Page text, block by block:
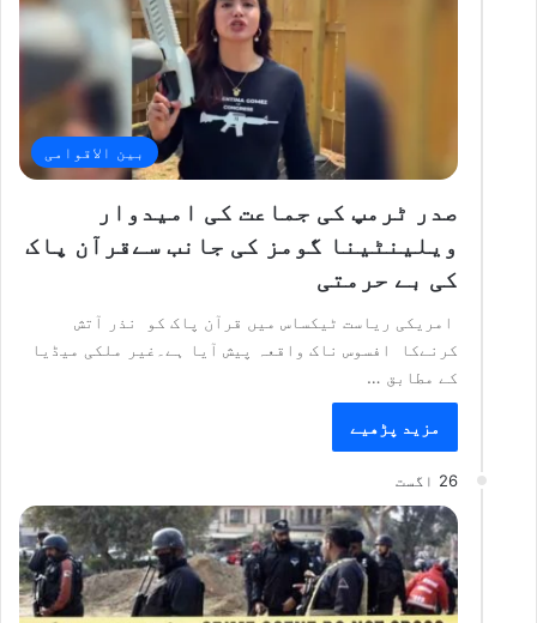
بین الاقوامی
صدر ٹرمپ کی جماعت کی امیدوار
ویلینٹینا گومز کی جانب سےقرآن پاک
کی بے حرمتی
امریکی ریاست ٹیکساس میں قرآن پاک کو نذر آتش
کرنےکا افسوس ناک واقعہ پیش آیا ہے۔غیر ملکی میڈیا
کے مطابق …
مزید پڑھیے
26 اگست